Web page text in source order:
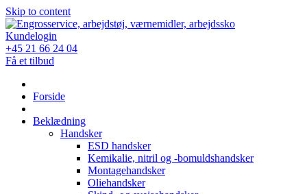
Skip to content
Kundelogin
+45 21 66 24 04
Få et tilbud
Forside
Beklædning
Handsker
ESD handsker
Kemikalie, nitril og -bomuldshandsker
Montagehandsker
Oliehandsker